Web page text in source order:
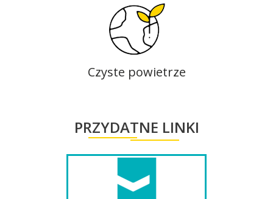
Czyste powietrze
PRZYDATNE LINKI